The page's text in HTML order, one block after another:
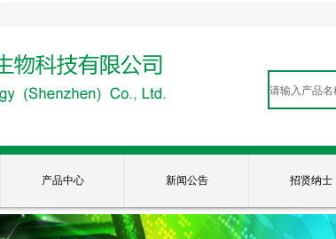
产品中心 新闻公告 招贤纳士